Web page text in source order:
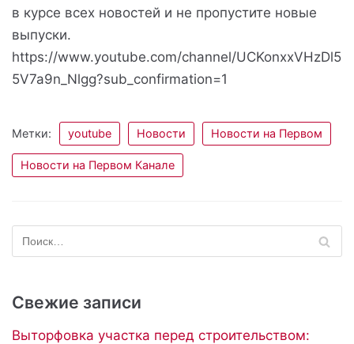
в курсе всех новостей и не пропустите новые
выпуски.
https://www.youtube.com/channel/UCKonxxVHzDl5
5V7a9n_Nlgg?sub_confirmation=1
Метки: youtube Новости Новости на Первом
Новости на Первом Канале
Свежие записи
Выторфовка участка перед строительством: